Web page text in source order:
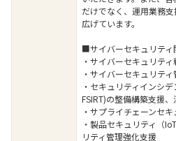
だけでなく、運用業務
広げています。
■サイバーセキュリティ
・サイバーセキュリテ
・サイバーセキュリテ
・セキュリティインシデ
FSIRT)の整備構築支援
・サプライチェーンセ
・製品セキュリティ（
リティ管理強化支援